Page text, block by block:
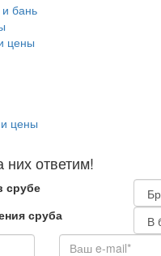
бань
цены
цены
ответим!
срубе
сруба